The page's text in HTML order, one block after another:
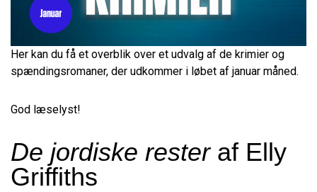
Her kan du få et overblik over et udvalg af de krimier og
spændingsromaner, der udkommer i løbet af januar måned.
God læselyst!
De jordiske resteraf Elly
Griffiths